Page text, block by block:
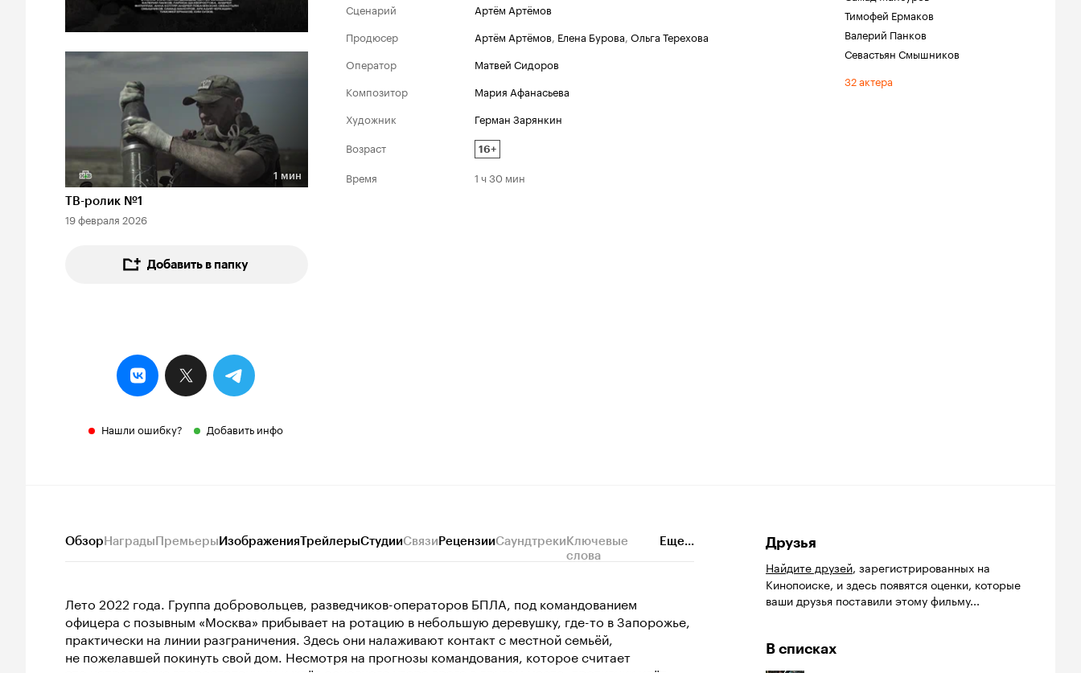
Длительность 1 мин
1 мин
ТВ-ролик №1
19 февраля 2026
Добавить в папку
Нашли ошибку? Добавить инфо
Сценарий
Артём Артёмов
Продюсер
Артём Артёмов, Елена Бурова, Ольга Терехова
Оператор
Матвей Сидоров
Композитор
Мария Афанасьева
Художник
Герман Зарянкин
Возраст
16+
Время 1 ч 30 мин
Тимофей Ермаков
Валерий Панков
Севастьян Смышников
32 актера
ОбзорНаградыПремьерыИзображенияТрейлерыСтудииСвязиРецензииСаундтрекиКлючевые
слова
Еще...
Лето 2022 года. Группа добровольцев, разведчиков-операторов БПЛА, под командованием
офицера с позывным «Москва» прибывает на ротацию в небольшую деревушку, где-то в Запорожье,
практически на линии разграничения. Здесь они налаживают контакт с местной семьёй,
не пожелавшей покинуть свой дом. Несмотря на прогнозы командования, которое считает
Друзья
Найдите друзей, зарегистрированных на
Кинопоиске, и здесь появятся оценки, которые
ваши друзья поставили этому фильму...
В списках